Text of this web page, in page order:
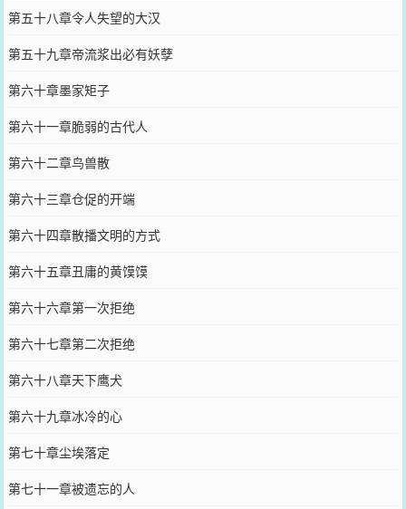
第五十八章令人失望的大汉
第五十九章帝流浆出必有妖孽
第六十章墨家矩子
第六十一章脆弱的古代人
第六十二章鸟兽散
第六十三章仓促的开端
第六十四章散播文明的方式
第六十五章丑庸的黄馍馍
第六十六章第一次拒绝
第六十七章第二次拒绝
第六十八章天下鹰犬
第六十九章冰冷的心
第七十章尘埃落定
第七十一章被遗忘的人